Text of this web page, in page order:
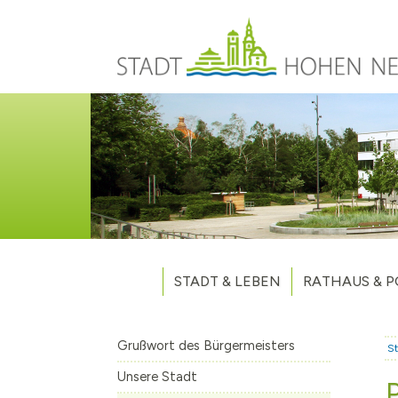
STADT & LEBEN
Unsere Stadt
Aktuelles
Weitere
RATHAUS &
Grußwort des Bürgermeisters
Unsere Stadt